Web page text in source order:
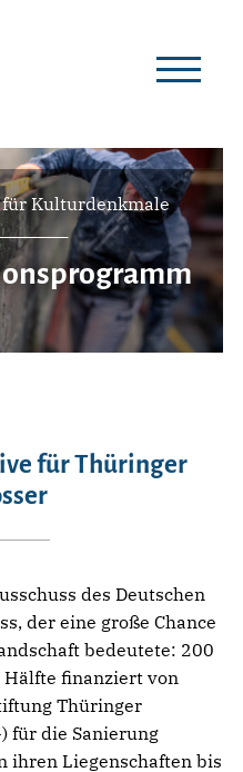
Kulturdenkmale
für Thüringer
des Deutschen
der eine große Chance
bedeutete: 200
finanziert von
Thüringer
für die Sanierung
ihren Liegenschaften bis